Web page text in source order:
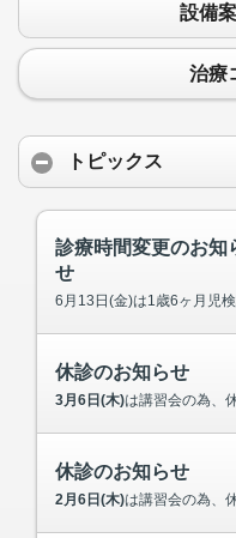
設備
治療
トピックス
診療時間変更のお知
せ
休診のお知らせ
3月6日(木)は講習会の為、
休診のお知らせ
2月6日(木)は講習会の為、